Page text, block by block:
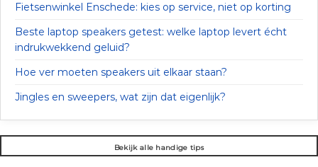
Fietsenwinkel Enschede: kies op service, niet op korting
Beste laptop speakers getest: welke laptop levert écht
indrukwekkend geluid?
Hoe ver moeten speakers uit elkaar staan?
Jingles en sweepers, wat zijn dat eigenlijk?
Bekijk alle handige tips